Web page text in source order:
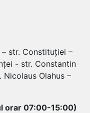
– str. Constituției –
- str. Constantin
Nicolaus Olahus –
orar 07:00-15:00)